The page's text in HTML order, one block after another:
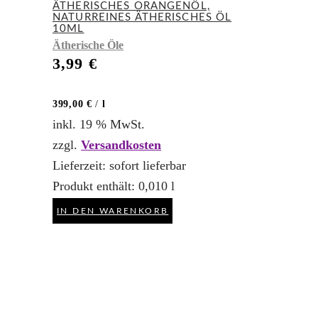
ÄTHERISCHES ORANGENÖL,
NATURREINES ÄTHERISCHES ÖL
10ML
Ätherische Öle
3,99 €
399,00 € / l
inkl. 19 % MwSt.
zzgl. Versandkosten
Lieferzeit: sofort lieferbar
Produkt enthält: 0,010 l
IN DEN WARENKORB